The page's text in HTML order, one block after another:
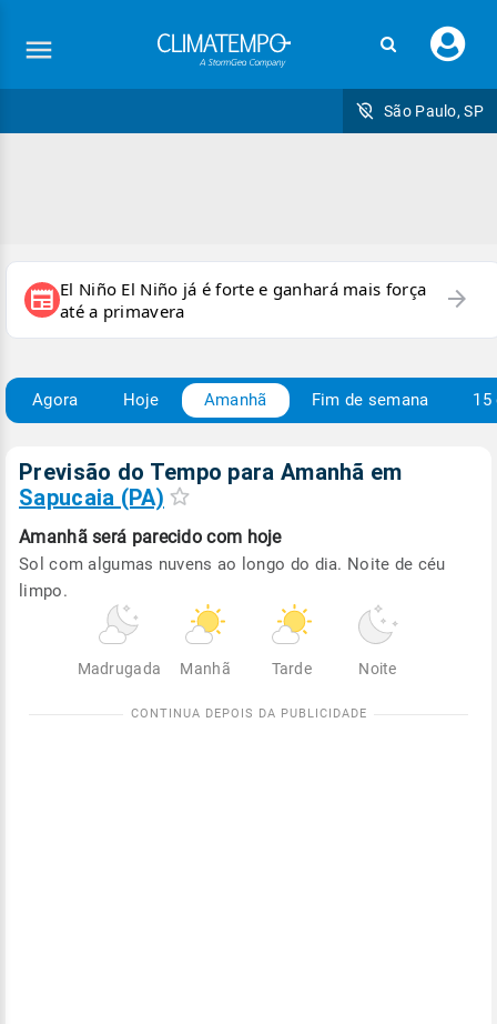
seu
São Paulo, SP
newspaper El Niño El Niño já é forte e ganhará mais força
até a primavera
arrow_forward
Agora Hoje Amanhã Fim de semana 15
Previsão do Tempo para Amanhã em
Sapucaia (PA)
Amanhã será parecido com hoje
Sol com algumas nuvens ao longo do dia. Noite de céu
limpo.
Madrugada Manhã Tarde Noite